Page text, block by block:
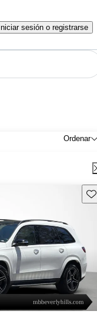
Iniciar sesión o registrarse
Ordenar